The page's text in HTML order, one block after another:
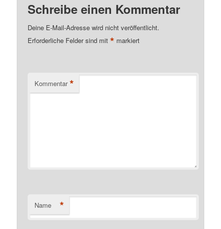
Schreibe einen Kommentar
Deine E-Mail-Adresse wird nicht veröffentlicht.
Erforderliche Felder sind mit* markiert
Kommentar *
Name *